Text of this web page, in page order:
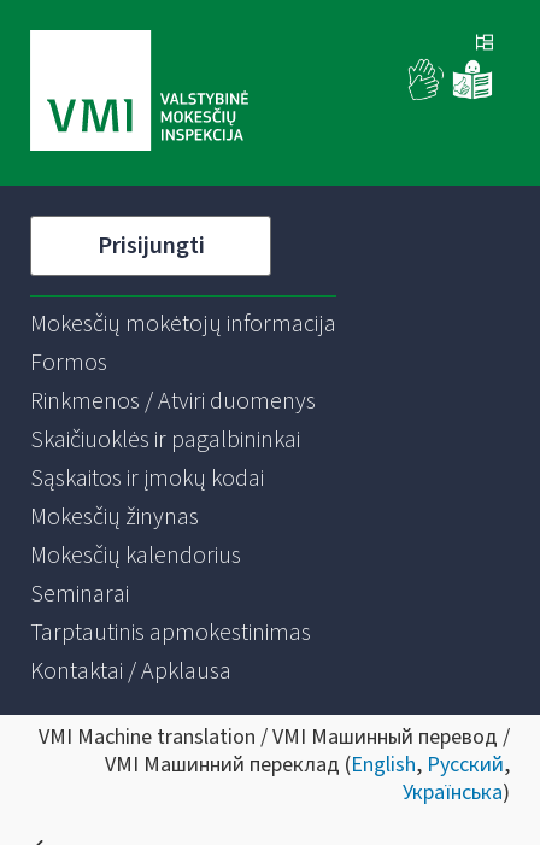
Prisijungti
Mokesčių mokėtojų informacija
Formos
Rinkmenos / Atviri duomenys
Skaičiuoklės ir pagalbininkai
Sąskaitos ir įmokų kodai
Mokesčių žinynas
Mokesčių kalendorius
Seminarai
Tarptautinis apmokestinimas
Kontaktai / Apklausa
VMI Machine translation / VMI Машинный перевод /
VMI Машинний переклад (English, Русский,
Українська)